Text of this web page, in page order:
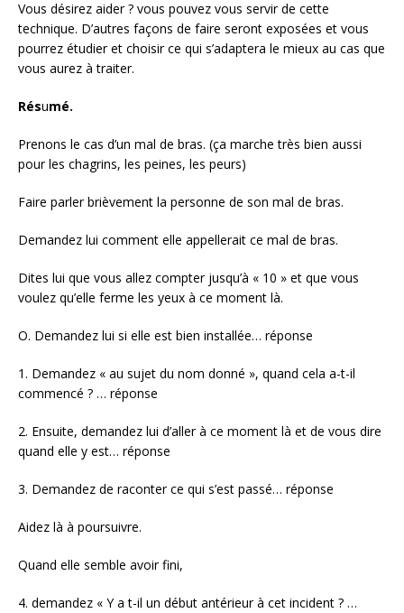
Vous désirez aider ? vous pouvez vous servir de cette
technique. D’autres façons de faire seront exposées et vous
pourrez étudier et choisir ce qui s’adaptera le mieux au cas que
vous aurez à traiter.
Résumé.
Prenons le cas d’un mal de bras. (ça marche très bien aussi
pour les chagrins, les peines, les peurs)
Faire parler brièvement la personne de son mal de bras.
Demandez lui comment elle appellerait ce mal de bras.
Dites lui que vous allez compter jusqu’à « 10 » et que vous
voulez qu’elle ferme les yeux à ce moment là.
O. Demandez lui si elle est bien installée… réponse
1. Demandez « au sujet du nom donné », quand cela a-t-il
commencé ? … réponse
2. Ensuite, demandez lui d’aller à ce moment là et de vous dire
quand elle y est… réponse
3. Demandez de raconter ce qui s’est passé… réponse
Aidez là à poursuivre.
Quand elle semble avoir fini,
4. demandez « Y a t-il un début antérieur à cet incident ? …